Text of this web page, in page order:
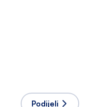
Podijeli